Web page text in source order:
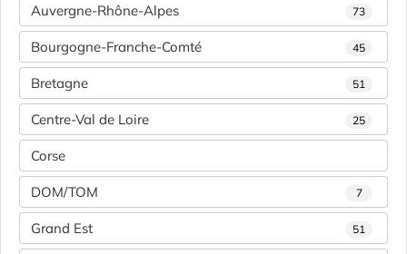
Auvergne-Rhône-Alpes 73
Bourgogne-Franche-Comté 45
Bretagne 51
Centre-Val de Loire 25
Corse
DOM/TOM 7
Grand Est 51